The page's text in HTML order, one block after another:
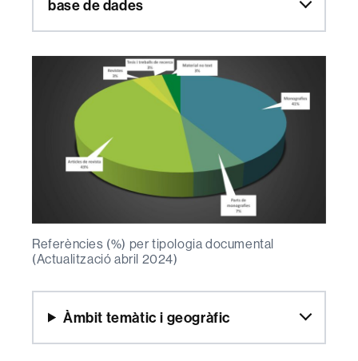
base de dades
Referències (%) per tipologia documental
(Actualització abril 2024)
Àmbit temàtic i geogràfic